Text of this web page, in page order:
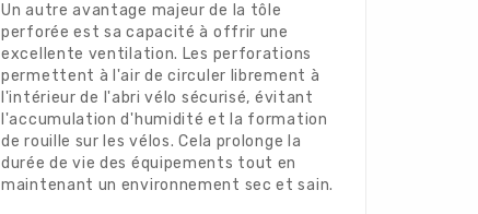
Un autre avantage majeur de la tôle
perforée est sa capacité à offrir une
excellente ventilation. Les perforations
permettent à l'air de circuler librement à
l'intérieur de l'abri vélo sécurisé, évitant
l'accumulation d'humidité et la formation
de rouille sur les vélos. Cela prolonge la
durée de vie des équipements tout en
maintenant un environnement sec et sain.